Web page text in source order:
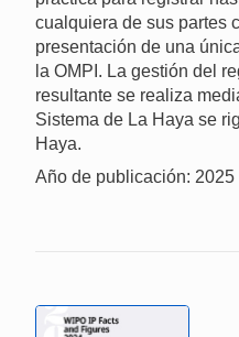
cualquiera de sus partes
presentación de una
la OMPI. La gestión del
resultante se realiza
Sistema de La Haya se
Haya.
Año de publicación: 2025